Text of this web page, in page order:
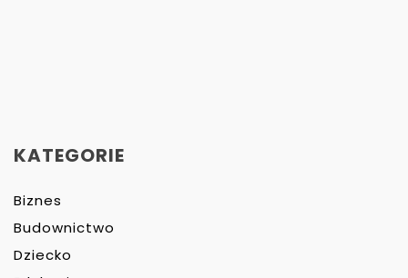
KATEGORIE
Biznes
Budownictwo
Dziecko